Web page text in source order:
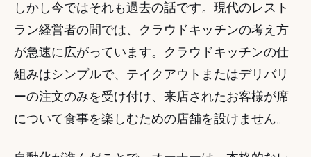
しかし今ではそれも過去の話です。現代のレスト
ラン経営者の間では、クラウドキッチンの考え方
が急速に広がっています。クラウドキッチンの仕
組みはシンプルで、テイクアウトまたはデリバリ
ーの注文のみを受け付け、来店されたお客様が席
について食事を楽しむための店舗を設けません。